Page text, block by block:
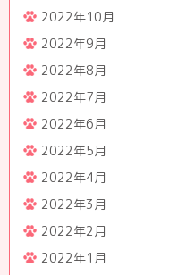
2022年10月
2022年9月
2022年8月
2022年7月
2022年6月
2022年5月
2022年4月
2022年3月
2022年2月
2022年1月